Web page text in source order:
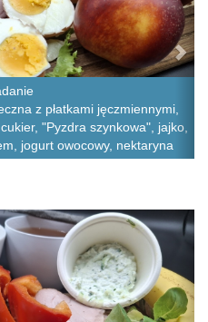
z płatkami jęczmiennymi,
"Pyzdra szynkowa", jajko,
jogurt owocowy, nektaryna